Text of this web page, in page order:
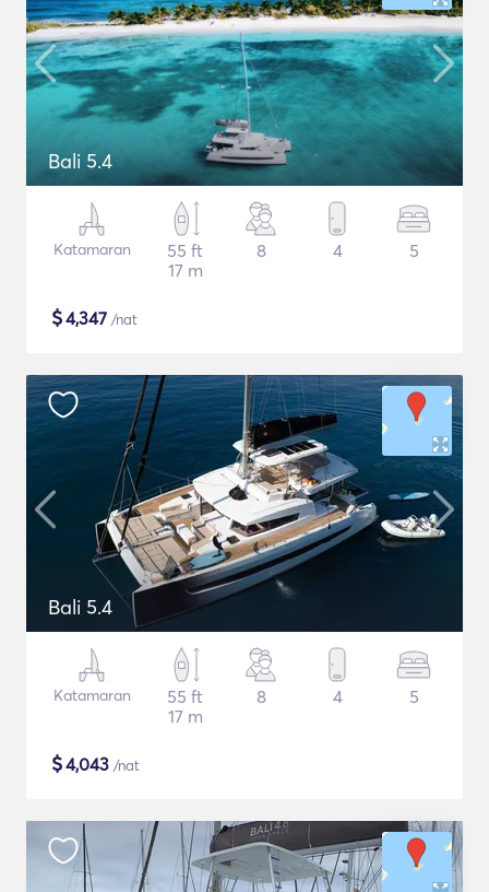
Bali 5.4
Katamaran
55 ft
17 m
8 4 5
$4,347 /nat
Bali 5.4
Katamaran
55 ft
17 m
8 4 5
$4,043 /nat